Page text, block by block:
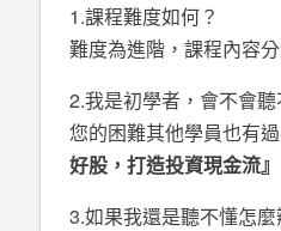
1.課程難度如何？
難度為進階，課程內容
2.我是初學者，會不會聽
您的困難其他學員也有
好股，打造投資現金流』
3.如果我還是聽不懂怎麼